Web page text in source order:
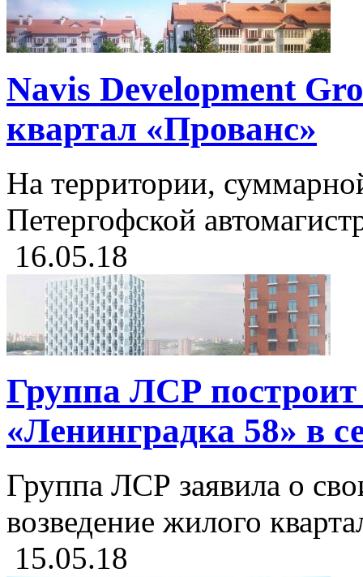
Navis Development
квартал «Прованс»
На территории,
Петергофской
16.05.18
Группа ЛСР
«Ленинградка 58» в
Группа ЛСР заявила о
возведение жилого
15.05.18